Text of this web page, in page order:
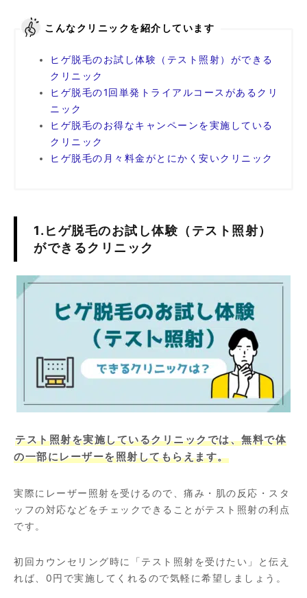
こんなクリニックを紹介しています
ヒゲ脱毛のお試し体験（テスト照射）ができる
クリニック
ヒゲ脱毛の1回単発トライアルコースがあるクリ
ニック
ヒゲ脱毛のお得なキャンペーンを実施している
クリニック
ヒゲ脱毛の月々料金がとにかく安いクリニック
1.ヒゲ脱毛のお試し体験（テスト照射）
ができるクリニック
テスト照射を実施しているクリニックでは、無料で体
の一部にレーザーを照射してもらえます。
実際にレーザー照射を受けるので、痛み・肌の反応・スタ
ッフの対応などをチェックできることがテスト照射の利点
です。
初回カウンセリング時に「テスト照射を受けたい」と伝え
れば、0円で実施してくれるので気軽に希望しましょう。